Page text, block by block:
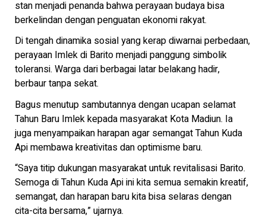
stan menjadi penanda bahwa perayaan budaya bisa
berkelindan dengan penguatan ekonomi rakyat.
Di tengah dinamika sosial yang kerap diwarnai perbedaan,
perayaan Imlek di Barito menjadi panggung simbolik
toleransi. Warga dari berbagai latar belakang hadir,
berbaur tanpa sekat.
Bagus menutup sambutannya dengan ucapan selamat
Tahun Baru Imlek kepada masyarakat Kota Madiun. Ia
juga menyampaikan harapan agar semangat Tahun Kuda
Api membawa kreativitas dan optimisme baru.
“Saya titip dukungan masyarakat untuk revitalisasi Barito.
Semoga di Tahun Kuda Api ini kita semua semakin kreatif,
semangat, dan harapan baru kita bisa selaras dengan
cita-cita bersama,” ujarnya.